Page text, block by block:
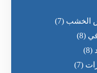
الخشب (7)
(8)
(8)
(7)